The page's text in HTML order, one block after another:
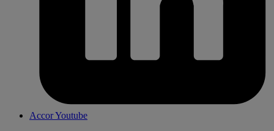
Accor Youtube